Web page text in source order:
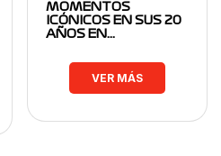
MOMENTOS
ICÓNICOS EN SUS 20
AÑOS EN…
VER MÁS